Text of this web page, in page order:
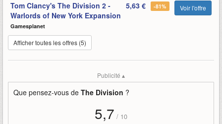
Tom Clancy's The Division 2 -
Warlords of New York Expansion
Gamesplanet
5,63 € -81% Voir l'offre
Afficher toutes les offres (5)
Publicité ▴
Que pensez-vous de The Division ?
5,7 / 10